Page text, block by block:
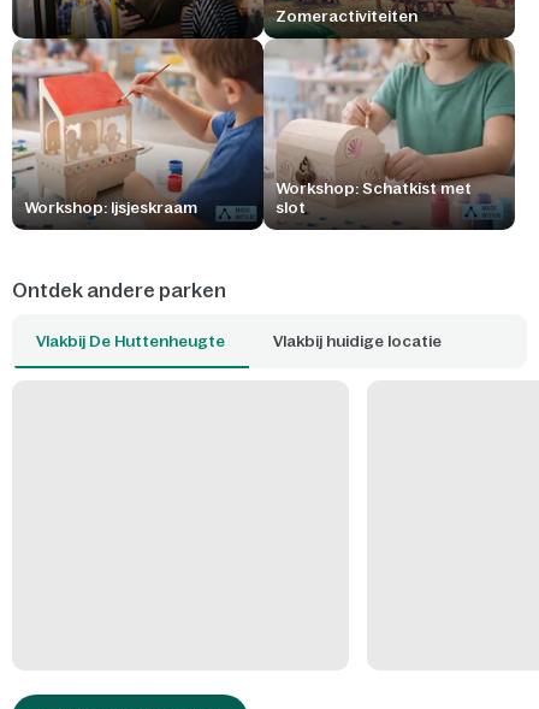
Zomeractiviteiten
Workshop: Ijsjeskraam
Workshop: Schatkist met
slot
Ontdek andere parken
Vlakbij De Huttenheugte Vlakbij huidige locatie